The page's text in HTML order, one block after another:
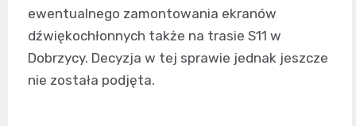
ewentualnego zamontowania ekranów
dźwiękochłonnych także na trasie S11 w
Dobrzycy. Decyzja w tej sprawie jednak jeszcze
nie została podjęta.